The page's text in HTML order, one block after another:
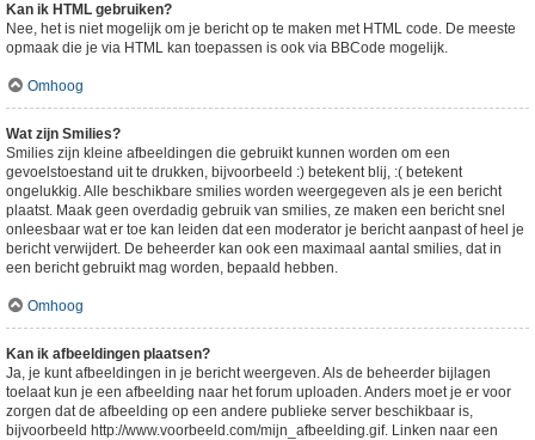
Kan ik HTML gebruiken?
Nee, het is niet mogelijk om je bericht op te maken met HTML code. De meeste
opmaak die je via HTML kan toepassen is ook via BBCode mogelijk.
Omhoog
Wat zijn Smilies?
Smilies zijn kleine afbeeldingen die gebruikt kunnen worden om een
gevoelstoestand uit te drukken, bijvoorbeeld :) betekent blij, :( betekent
ongelukkig. Alle beschikbare smilies worden weergegeven als je een bericht
plaatst. Maak geen overdadig gebruik van smilies, ze maken een bericht snel
onleesbaar wat er toe kan leiden dat een moderator je bericht aanpast of heel je
bericht verwijdert. De beheerder kan ook een maximaal aantal smilies, dat in
een bericht gebruikt mag worden, bepaald hebben.
Omhoog
Kan ik afbeeldingen plaatsen?
Ja, je kunt afbeeldingen in je bericht weergeven. Als de beheerder bijlagen
toelaat kun je een afbeelding naar het forum uploaden. Anders moet je er voor
zorgen dat de afbeelding op een andere publieke server beschikbaar is,
bijvoorbeeld http://www.voorbeeld.com/mijn_afbeelding.gif. Linken naar een